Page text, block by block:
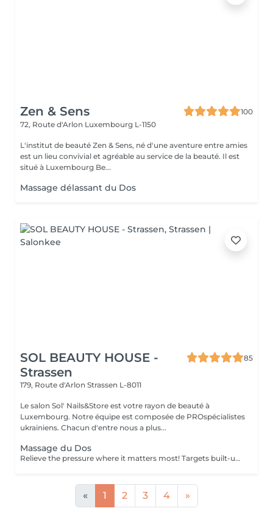
Zen & Sens
100
72, Route d'Arlon Luxembourg L-1150
L'institut de beauté Zen & Sens, né d'une aventure entre amies
est un lieu convivial et agréable au service de la beauté. Il est
situé à Luxembourg Be...
Massage délassant du Dos
SOL BEAUTY HOUSE -
Strassen
85
179, Route d'Arlon Strassen L-8011
Le salon Sol' Nails&Store est votre rayon de beauté à
Luxembourg. Notre équipe est composée de PROspécialistes
ukrainiens. Chacun d'entre nous a plus...
Massage du Dos
Relieve the pressure where it matters most! Targets built-up tension in the upper, mid, and lower back. Ideal for those with sedentary jobs, postural strain, or back pain. Deep and focused strokes relieve stiffness, improve mobility, and restore comfort.
« 1 2 3 4 »